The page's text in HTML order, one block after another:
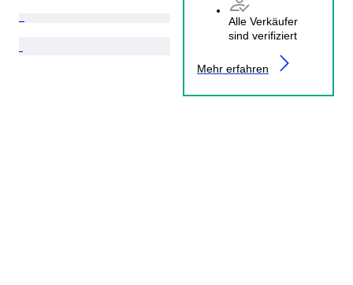
Alle Verkäufer
sind verifiziert
Mehr erfahren